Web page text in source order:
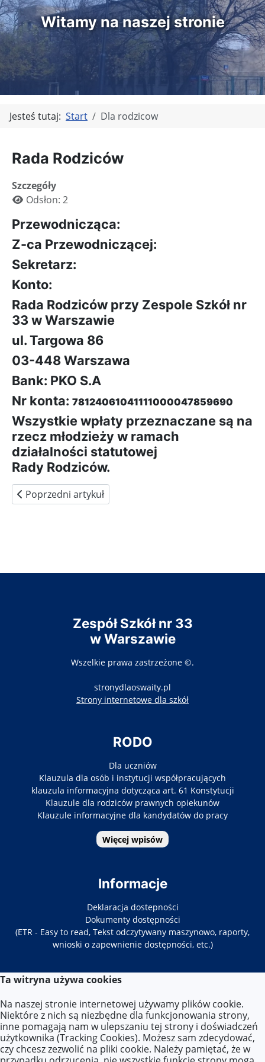
Witamy na naszej stronie
Jesteś tutaj: Start Dla rodzicow
Rada Rodziców
Szczegóły
Odsłon: 2
Przewodnicząca:
Z-ca Przewodniczącej:
Sekretarz:
Konto:
Rada Rodziców przy Zespole Szkół nr
33 w Warszawie
ul. Targowa 86
03-448 Warszawa
Bank: PKO S.A
Nr konta: 78124061041111000047859690
Wszystkie wpłaty przeznaczane są na
rzecz młodzieży w ramach
działalności statutowej
Rady Rodziców.
Poprzedni artykuł: Wykaz dni wolnych
Poprzedni artykuł
Zespół Szkół nr 33
w Warszawie
Wszelkie prawa zastrzeżone ©.
stronydlaoswaity.pl
Strony internetowe dla szkółotwiera się w
RODO
Dla uczniów
Klauzula dla osób i instytucji współpracujących
klauzula informacyjna dotycząca art. 61 Konstytucji
Klauzule dla rodziców prawnych opiekunów
Klauzule informacyjne dla kandydatów do pracy
Więcej wpisów
Informacje
Deklaracja dostepności
Dokumenty dostępności
(ETR - Easy to read, Tekst odczytywany maszynowo, raporty,
wnioski o zapewnienie dostępności, etc.)
Kontakt
Tel. 22-619-34-86/87
E-mail:zs33@eduwarszawa.pl
Lokalizacja
Ta witryna używa cookies
Na naszej stronie internetowej używamy plików cookie.
Niektóre z nich są niezbędne dla funkcjonowania strony,
inne pomagają nam w ulepszaniu tej strony i doświadczeń
użytkownika (Tracking Cookies). Możesz sam zdecydować,
czy chcesz zezwolić na pliki cookie. Należy pamiętać, że w